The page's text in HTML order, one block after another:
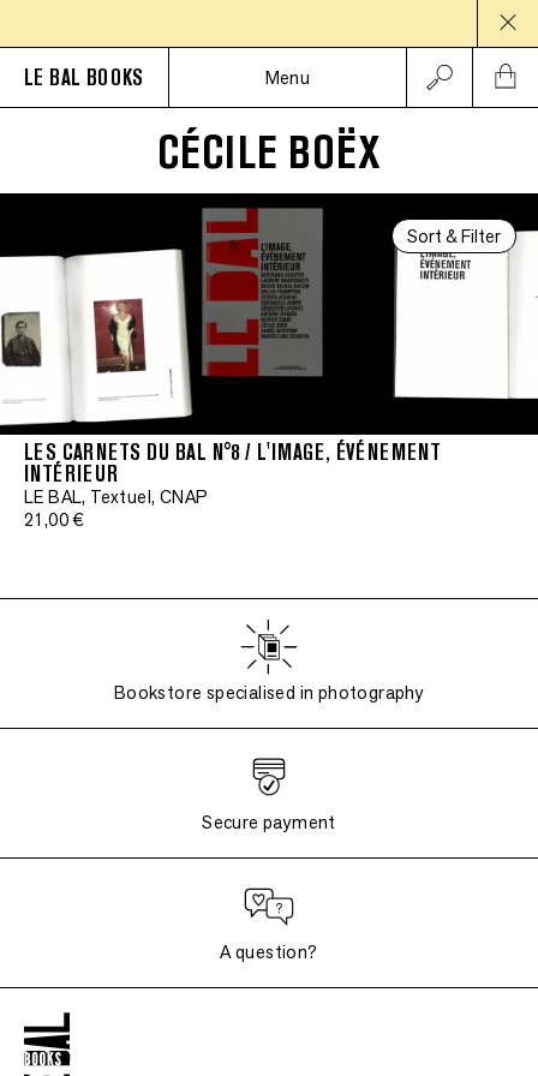
LE BAL BOOKS Menu
CÉCILE BOËX
Sort & Filter
LES CARNETS DU BAL N°8 / L'IMAGE, ÉVÉNEMENT
INTÉRIEUR
LE BAL, Textuel, CNAP
21,00 €
Bookstore specialised in photography
Secure payment
A question?